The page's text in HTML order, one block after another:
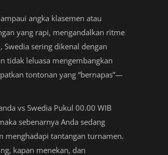
angka klasemen atau
yang rapi, mengandalkan ritme
sering dikenal dengan
tidak leluasa mengembangkan
tontonan yang “bernapas”—
vs Swedia Pukul 00.00 WIB
sebenarnya Anda sedang
menghadapi tantangan turnamen.
kapan menekan, dan